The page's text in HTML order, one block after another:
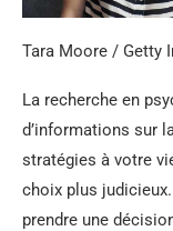
Tara Moore / Getty
La recherche en
d’informations sur
stratégies à votre
choix plus
prendre une